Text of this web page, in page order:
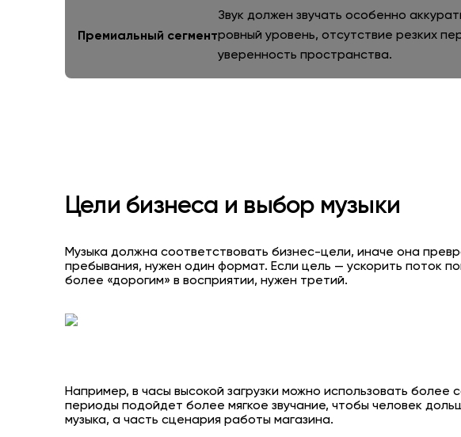
Премиальный сегмент
Звук должен звучать особенно
ровный уровень, отсутствие резких
уверенность пространства.
Цели бизнеса и выбор музыки
Музыка должна соответствовать бизнес-цели, иначе она
пребывания, нужен один формат. Если цель — ускорить поток
более «дорогим» в восприятии, нужен третий.
Например, в часы высокой загрузки можно использовать
периоды подойдет более мягкое звучание, чтобы человек
музыка, а часть сценария работы магазина.